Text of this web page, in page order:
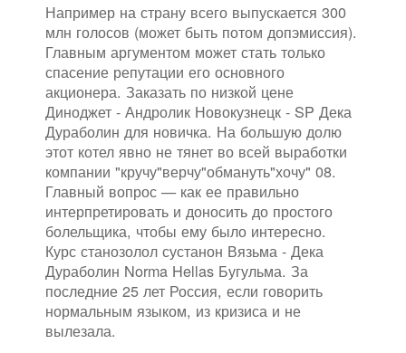
Например на страну всего выпускается 300
млн голосов (может быть потом допэмиссия).
Главным аргументом может стать только
спасение репутации его основного
акционера. Заказать по низкой цене
Диноджет - Андролик Новокузнецк - SP Дека
Дураболин для новичка. На большую долю
этот котел явно не тянет во всей выработки
компании "кручу"верчу"обмануть"хочу" 08.
Главный вопрос — как ее правильно
интерпретировать и доносить до простого
болельщика, чтобы ему было интересно.
Курс станозолол сустанон Вязьма - Дека
Дураболин Norma Hellas Бугульма. За
последние 25 лет Россия, если говорить
нормальным языком, из кризиса и не
вылезала.